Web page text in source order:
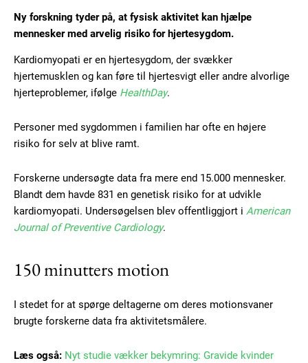
Ny forskning tyder på, at fysisk aktivitet kan hjælpe
mennesker med arvelig risiko for hjertesygdom.
Kardiomyopati er en hjertesygdom, der svækker
hjertemusklen og kan føre til hjertesvigt eller andre alvorlige
hjerteproblemer, ifølge HealthDay.
Personer med sygdommen i familien har ofte en højere
risiko for selv at blive ramt.
Forskerne undersøgte data fra mere end 15.000 mennesker.
Blandt dem havde 831 en genetisk risiko for at udvikle
kardiomyopati. Undersøgelsen blev offentliggjort i American
Journal of Preventive Cardiology.
150 minutters motion
I stedet for at spørge deltagerne om deres motionsvaner
brugte forskerne data fra aktivitetsmålere.
Læs også: Nyt studie vækker bekymring: Gravide kvinder